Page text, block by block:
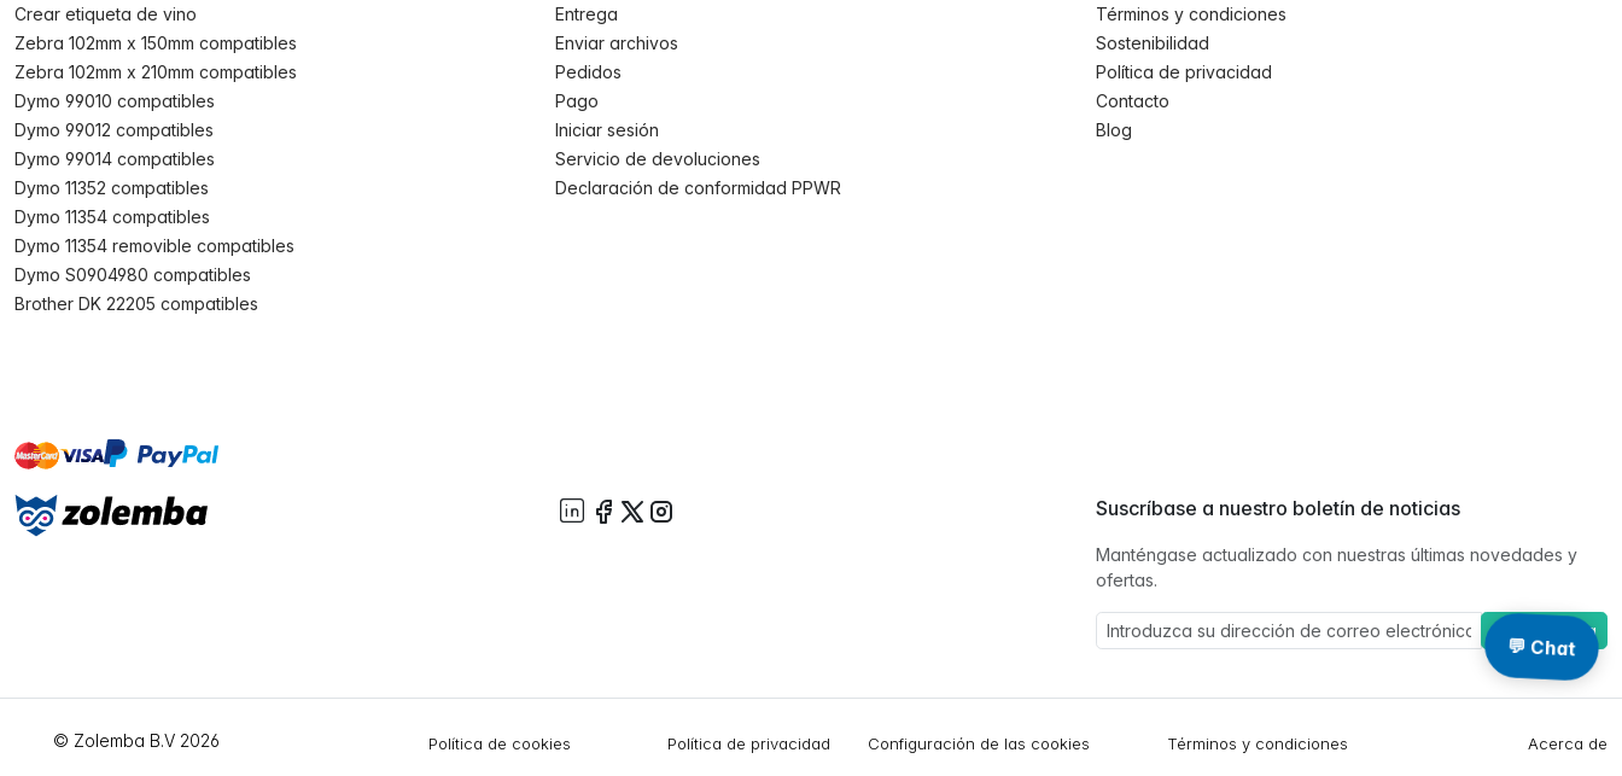
Crear etiqueta de vino
Zebra 102mm x 150mm compatibles
Zebra 102mm x 210mm compatibles
Dymo 99010 compatibles
Dymo 99012 compatibles
Dymo 99014 compatibles
Dymo 11352 compatibles
Dymo 11354 compatibles
Dymo 11354 removible compatibles
Dymo S0904980 compatibles
Brother DK 22205 compatibles
Entrega
Enviar archivos
Pedidos
Pago
Iniciar sesión
Servicio de devoluciones
Declaración de conformidad PPWR
Términos y condiciones
Sostenibilidad
Política de privacidad
Contacto
Blog
mastervisa paypal
Suscríbase a nuestro boletín de noticias
Manténgase actualizado con nuestras últimas novedades y
ofertas.
Suscríbase a
© Zolemba B.V 2026 Política de cookies Política de privacidad Configuración de las cookies Términos y condiciones Acerca de
💬 Chat